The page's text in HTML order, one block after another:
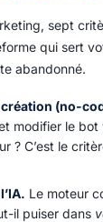
sept
qui sert
abandonné.
création (no-
modifier le bot
? C’est le
Le moteur
il puiser dans